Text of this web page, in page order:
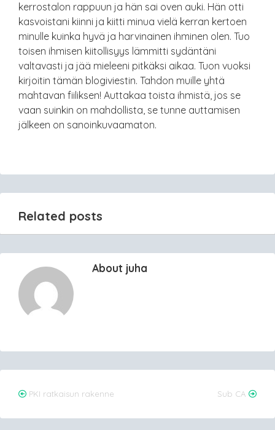
kerrostalon rappuun ja hän sai oven auki. Hän otti
kasvoistani kiinni ja kiitti minua vielä kerran kertoen
minulle kuinka hyvä ja harvinainen ihminen olen. Tuo
toisen ihmisen kiitollisyys lämmitti sydäntäni
valtavasti ja jää mieleeni pitkäksi aikaa. Tuon vuoksi
kirjoitin tämän blogiviestin. Tahdon muille yhtä
mahtavan fiiliksen! Auttakaa toista ihmistä, jos se
vaan suinkin on mahdollista, se tunne auttamisen
jälkeen on sanoinkuvaamaton.
Related posts
About juha
Post
navigation
PKI ratkaisun rakenne Sub CA